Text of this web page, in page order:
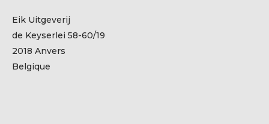
Eik Uitgeverij
de Keyserlei 58-60/19
2018 Anvers
Belgique